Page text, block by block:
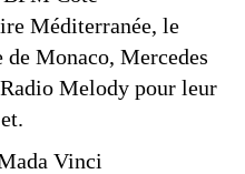
Méditerranée, le
Monaco, Mercedes
Melody pour leur
Vinci